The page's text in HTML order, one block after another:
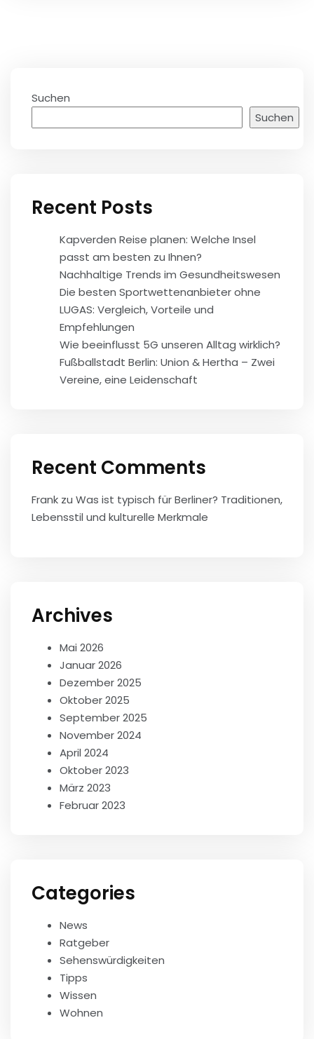
Suchen
Suchen
Recent Posts
Kapverden Reise planen: Welche Insel
passt am besten zu Ihnen?
Nachhaltige Trends im Gesundheitswesen
Die besten Sportwettenanbieter ohne
LUGAS: Vergleich, Vorteile und
Empfehlungen
Wie beeinflusst 5G unseren Alltag wirklich?
Fußballstadt Berlin: Union & Hertha – Zwei
Vereine, eine Leidenschaft
Recent Comments
Frank zu Was ist typisch für Berliner? Traditionen,
Lebensstil und kulturelle Merkmale
Archives
Mai 2026
Januar 2026
Dezember 2025
Oktober 2025
September 2025
November 2024
April 2024
Oktober 2023
März 2023
Februar 2023
Categories
News
Ratgeber
Sehenswürdigkeiten
Tipps
Wissen
Wohnen